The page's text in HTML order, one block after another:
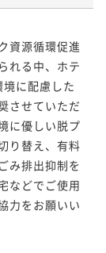
資源循環促進
れる中、ホテ
に配慮した
させていただ
に優しい脱プ
り替え、有料
み排出抑制を
などでご使用
力をお願いい